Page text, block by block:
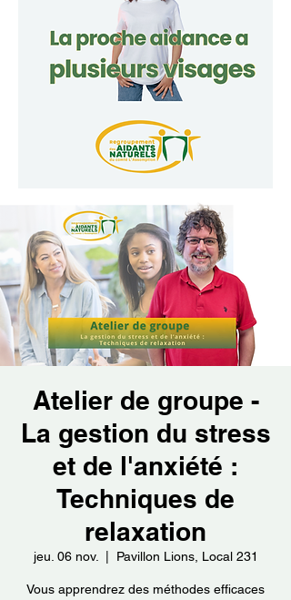
Atelier de groupe -
La gestion du stress
et de l'anxiété :
Techniques de
relaxation
jeu. 06 nov. Pavillon Lions, Local 231
Vous apprendrez des méthodes efficaces